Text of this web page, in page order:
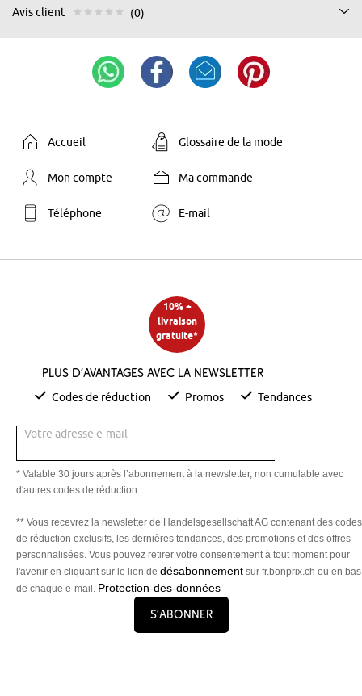
Avis client (0)
Accueil Glossaire de la mode
Mon compte Ma commande
Téléphone E-mail
10% +
livraison
gratuite*
Plus d’avantages avec la newsletter
Codes de réduction Promos Tendances
Votre adresse e-mail
* Valable 30 jours après l’abonnement à la newsletter, non cumulable avec
d'autres codes de réduction.
** Vous recevrez la newsletter de Handelsgesellschaft AG contenant des codes
de réduction exclusifs, les dernières tendances, des promotions et des offres
personnalisées. Vous pouvez retirer votre consentement à tout moment pour
l'avenir en cliquant sur le lien de désabonnement sur fr.bonprix.ch ou en bas
de chaque e-mail. Protection-des-données
S’abonner